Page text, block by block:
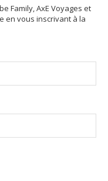
Family, AxE Voyages et
en vous inscrivant à la